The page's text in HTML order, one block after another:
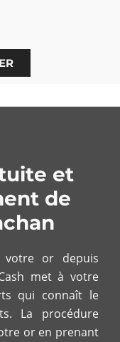
et
de
votre or depuis
met à votre
qui connaît le
La procédure
or en prenant